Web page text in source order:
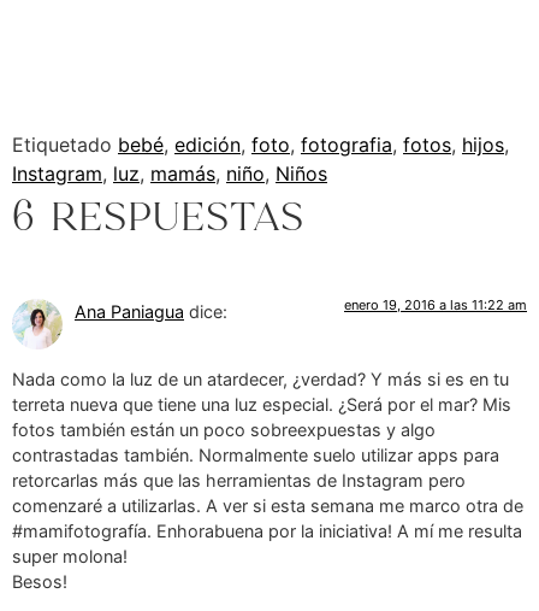
Etiquetado bebé, edición, foto, fotografia, fotos, hijos,
Instagram, luz, mamás, niño, Niños
6 respuestas
Ana Paniagua dice: enero 19, 2016 a las 11:22 am
Nada como la luz de un atardecer, ¿verdad? Y más si es en tu
terreta nueva que tiene una luz especial. ¿Será por el mar? Mis
fotos también están un poco sobreexpuestas y algo
contrastadas también. Normalmente suelo utilizar apps para
retorcarlas más que las herramientas de Instagram pero
comenzaré a utilizarlas. A ver si esta semana me marco otra de
#mamifotografía. Enhorabuena por la iniciativa! A mí me resulta
super molona!
Besos!